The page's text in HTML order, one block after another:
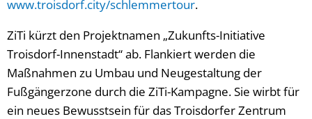
www.troisdorf.city/schlemmertour.
ZiTi kürzt den Projektnamen „Zukunfts-Initiative
Troisdorf-Innenstadt“ ab. Flankiert werden die
Maßnahmen zu Umbau und Neugestaltung der
Fußgängerzone durch die ZiTi-Kampagne. Sie wirbt für
ein neues Bewusstsein für das Troisdorfer Zentrum